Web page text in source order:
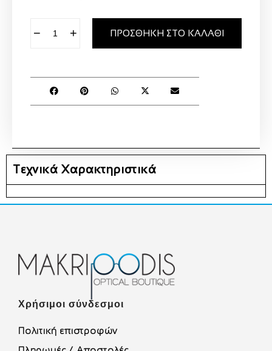
− + ΠΡΟΣΘΉΚΗ ΣΤΟ ΚΑΛΆΘΙ
Τεχνικά Χαρακτηριστικά
Χρήσιμοι σύνδεσμοι
Πολιτική επιστροφών